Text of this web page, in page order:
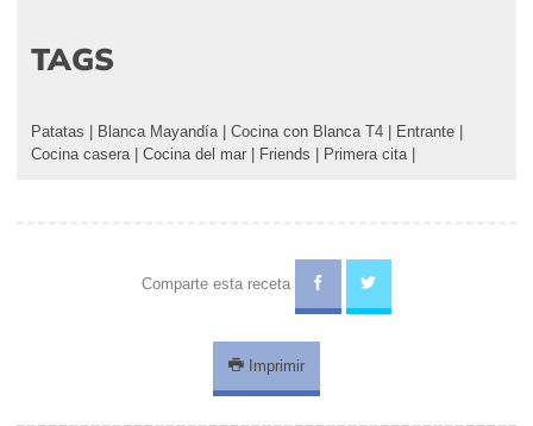
TAGS
Patatas Blanca Mayandía Cocina con Blanca T4 Entrante
Cocina casera
Cocina del mar Friends Primera cita
Comparte esta receta
Imprimir